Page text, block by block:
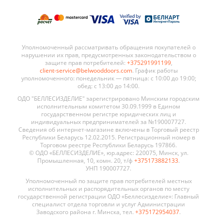
Уполномоченный рассматривать обращения покупателей о
нарушении их прав, предусмотренных законодательством о
защите прав потребителей: +375291991199,
client-service@belwooddoors.com. График работы
уполномоченного: понедельник — пятница: с 10:00 до 19:00;
обед: с 13:00 до 14:00.
ОДО "БЕЛЛЕСИЗДЕЛИЕ" зарегистрировано Минским городским
исполнительным комитетом 30.09.1999 в Едином
государственном регистре юридических лиц и
индивидуальных предпринимателей за №190007727.
Сведения об интернет-магазине включены в Торговый реестр
Республики Беларусь 12.02.2015. Регистрационный номер в
Торговом реестре Республики Беларусь 197866.
© ОДО «БЕЛЛЕСИЗДЕЛИЕ», юр.адрес: 220075, Минск, ул.
Промышленная, 10, комн. 20, т/ф +375173882133.
УНП 190007727.
Уполномоченный по защите прав потребителей местных
исполнительных и распорядительных органов по месту
государственной регистрации ОДО «Беллесизделие»: Главный
специалист отдела торговли и услуг Администрации
Заводского района г. Минска, тел. +375172954037.